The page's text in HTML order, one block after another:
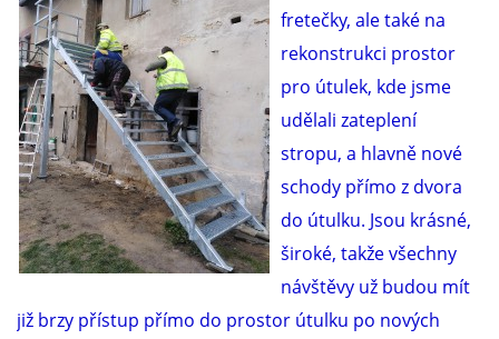
PODPORA
E - S H O P
HISTORIE 2022
O NÁS :-)
fretečky, ale také na
rekonstrukci prostor
pro útulek, kde jsme
udělali zateplení
stropu, a hlavně nové
schody přímo z dvora
do útulku. Jsou krásné,
široké, takže všechny
návštěvy už budou mít
již brzy přístup přímo do prostor útulku po nových